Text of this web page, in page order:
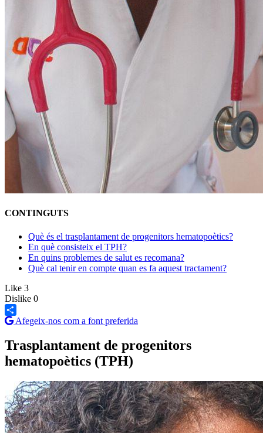
CONTINGUTS
Què és el trasplantament de progenitors hematopoètics?
En què consisteix el TPH?
En quins problemes de salut es recomana?
Què cal tenir en compte quan es fa aquest tractament?
Like 3
Dislike 0
Share
Afegeix-nos com a font preferida
Trasplantament de progenitors
hematopoètics (TPH)